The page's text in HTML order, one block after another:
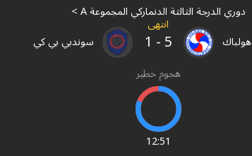
دوري الدرجة الثالثة الدنماركي المجموعة A >
انتهى
سوندبي بي كي
1 -5
هولباك
هجوم خطير
12:51